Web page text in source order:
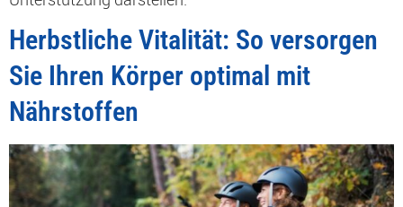
Herbstliche Vitalität: So versorgen
Sie Ihren Körper optimal mit
Nährstoffen